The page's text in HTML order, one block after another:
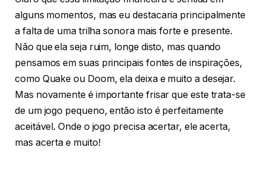
alguns momentos, mas eu destacaria principalmente
a falta de uma trilha sonora mais forte e presente.
Não que ela seja ruim, longe disto, mas quando
pensamos em suas principais fontes de inspirações,
como Quake ou Doom, ela deixa e muito a desejar.
Mas novamente é importante frisar que este trata-se
de um jogo pequeno, então isto é perfeitamente
aceitável. Onde o jogo precisa acertar, ele acerta,
mas acerta e muito!